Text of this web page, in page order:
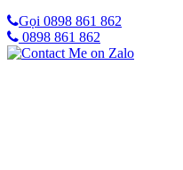
Gọi 0898 861 862
0898 861 862